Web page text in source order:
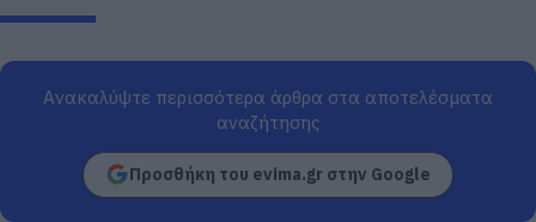
Ανακαλύψτε περισσότερα άρθρα στα αποτελέσματα
αναζήτησης
Προσθήκη του evima.gr στην Google